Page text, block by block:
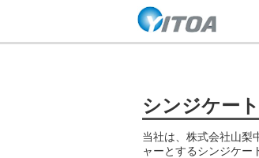
ナ
ビ
ゲ
を
ス
キ
ッ
シンジケー
当社は、株式会社山梨
ャーとするシンジケー